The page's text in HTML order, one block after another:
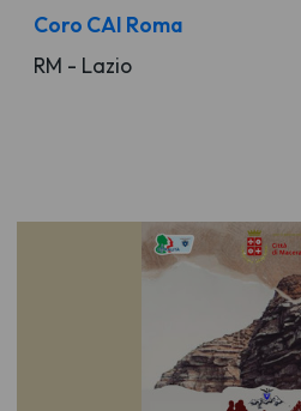
Coro CAI Roma
RM - Lazio